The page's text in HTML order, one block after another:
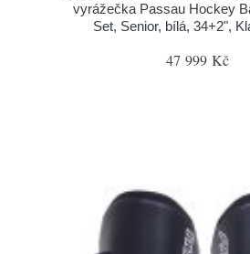
vyrážečka Passau Hockey
Set, Senior, bílá, 34+2",
47 999 Kč